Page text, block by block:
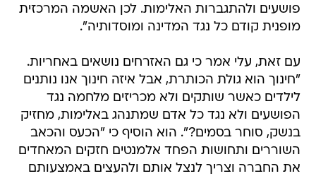
פושעים ולהתגברות האלימות. לכן האשמה המרכזית
מופנית קודם כל נגד המדינה ומוסדותיה".
עם זאת, עלי אמר כי גם האזרחים נושאים באחריות.
"חינוך הוא גולת הכותרת, אבל איזה חינוך אנו נותנים
לילדים כאשר שותקים ולא מכריזים מלחמה נגד
הפושעים ולא נגד כל אדם שמתנהג באלימות, מחזיק
בנשק, סוחר בסמים?". הוא הוסיף כי "הכעס והכאב
השוררים ותחושות הפחד אלמנטים חזקים המאחדים
את החברה וצריך לנצל אותם ולהעצים באמצעותם